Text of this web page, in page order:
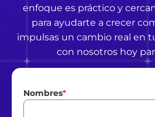
enfoque es práctico y
para ayudarte a crecer
impulsas un cambio real en
con nosotros hoy
Nombres*